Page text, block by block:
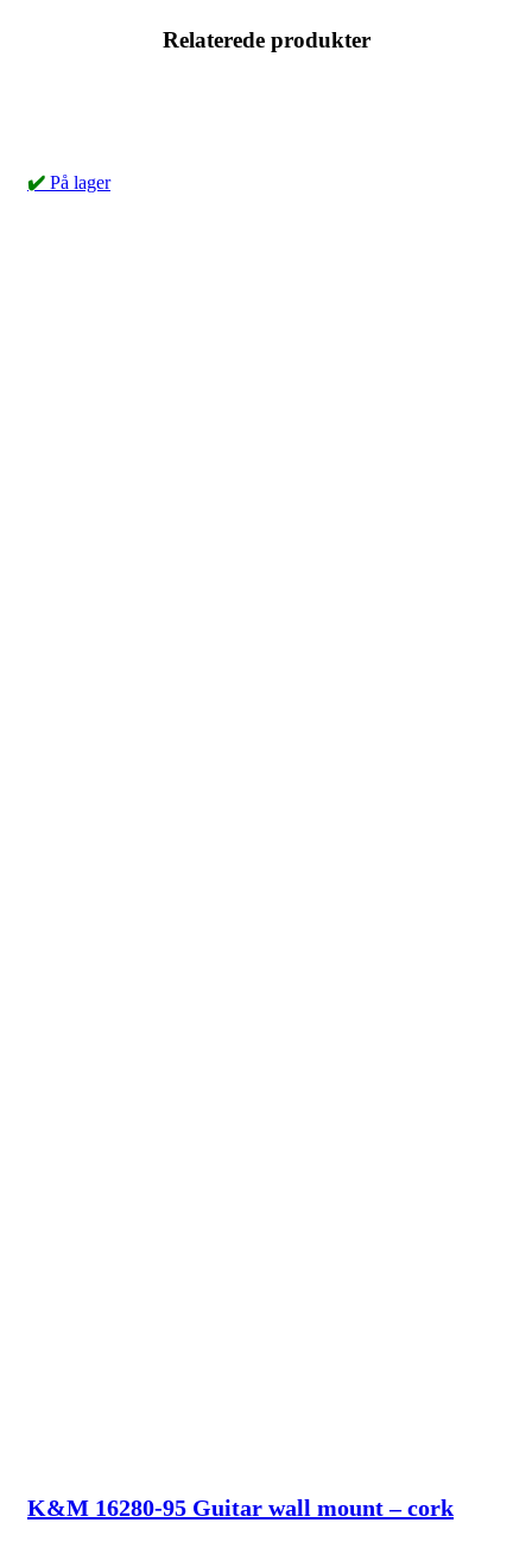
Relaterede produkter
✔️ På lager
K&M 16280-95 Guitar wall mount – cork